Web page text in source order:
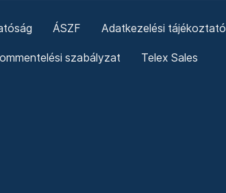
ÁSZF Adatkezelési tájékoztató
szabályzat Telex Sales